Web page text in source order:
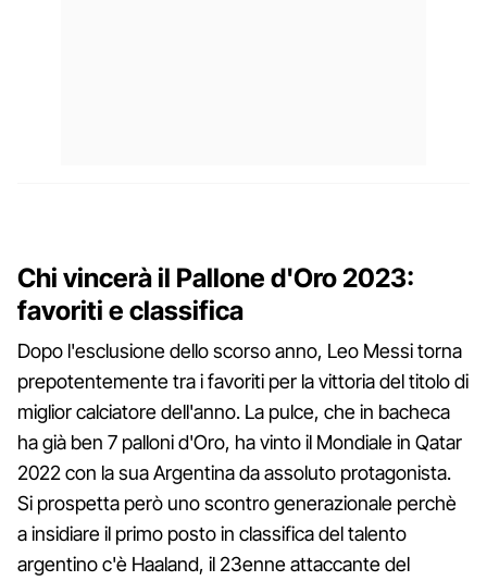
Chi vincerà il Pallone d'Oro 2023:
favoriti e classifica
Dopo l'esclusione dello scorso anno, Leo Messi torna
prepotentemente tra i favoriti per la vittoria del titolo di
miglior calciatore dell'anno. La pulce, che in bacheca
ha già ben 7 palloni d'Oro, ha vinto il Mondiale in Qatar
2022 con la sua Argentina da assoluto protagonista.
Si prospetta però uno scontro generazionale perchè
a insidiare il primo posto in classifica del talento
argentino c'è Haaland, il 23enne attaccante del